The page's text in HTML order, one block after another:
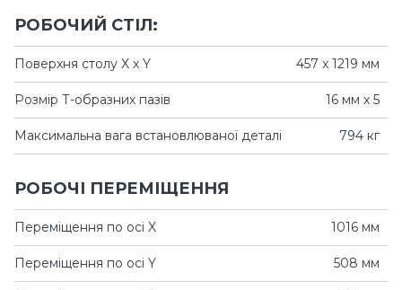
РОБОЧИЙ СТІЛ:
Поверхня столу X x Y 457 x 1219 мм
Розмір Т-образних пазів 16 мм х 5
Максимальна вага встановлюваної деталі 794 кг
РОБОЧІ ПЕРЕМІЩЕННЯ
Переміщення по осі X 1016 мм
Переміщення по осі Y 508 мм